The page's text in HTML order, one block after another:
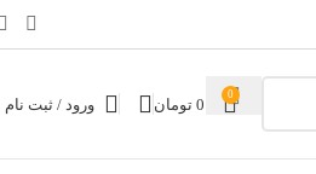
0
0 تومان ورود / ثبت نام